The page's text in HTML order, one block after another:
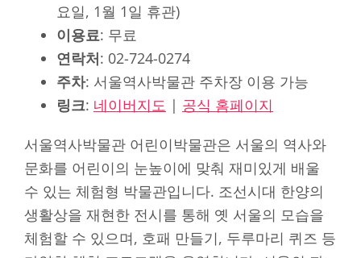
요일, 1월 1일 휴관)
이용료: 무료
연락처: 02-724-0274
주차: 서울역사박물관 주차장 이용 가능
링크: 네이버지도 | 공식 홈페이지
서울역사박물관 어린이박물관은 서울의 역사와
문화를 어린이의 눈높이에 맞춰 재미있게 배울
수 있는 체험형 박물관입니다. 조선시대 한양의
생활상을 재현한 전시를 통해 옛 서울의 모습을
체험할 수 있으며, 호패 만들기, 두루마리 퀴즈 등